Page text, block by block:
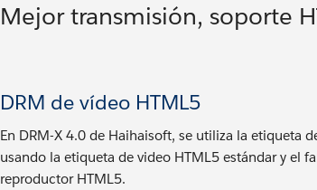
Mejor transmisión, soporte
DRM de vídeo HTML5
En DRM-X 4.0 de Haihaisoft, se utiliza la etiqueta
usando la etiqueta de video HTML5 estándar y el
reproductor HTML5.